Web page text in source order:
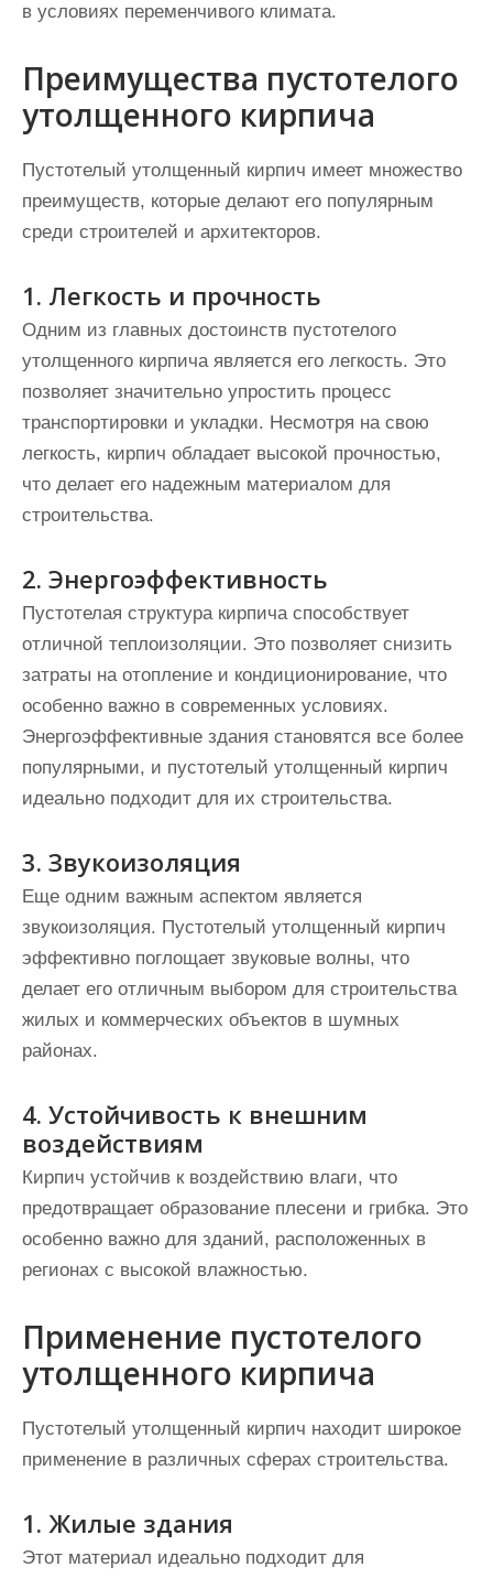
в условиях переменчивого климата.
Преимущества пустотелого
утолщенного кирпича
Пустотелый утолщенный кирпич имеет множество
преимуществ, которые делают его популярным
среди строителей и архитекторов.
1. Легкость и прочность
Одним из главных достоинств пустотелого
утолщенного кирпича является его легкость. Это
позволяет значительно упростить процесс
транспортировки и укладки. Несмотря на свою
легкость, кирпич обладает высокой прочностью,
что делает его надежным материалом для
строительства.
2. Энергоэффективность
Пустотелая структура кирпича способствует
отличной теплоизоляции. Это позволяет снизить
затраты на отопление и кондиционирование, что
особенно важно в современных условиях.
Энергоэффективные здания становятся все более
популярными, и пустотелый утолщенный кирпич
идеально подходит для их строительства.
3. Звукоизоляция
Еще одним важным аспектом является
звукоизоляция. Пустотелый утолщенный кирпич
эффективно поглощает звуковые волны, что
делает его отличным выбором для строительства
жилых и коммерческих объектов в шумных
районах.
4. Устойчивость к внешним
воздействиям
Кирпич устойчив к воздействию влаги, что
предотвращает образование плесени и грибка. Это
особенно важно для зданий, расположенных в
регионах с высокой влажностью.
Применение пустотелого
утолщенного кирпича
Пустотелый утолщенный кирпич находит широкое
применение в различных сферах строительства.
1. Жилые здания
Этот материал идеально подходит для